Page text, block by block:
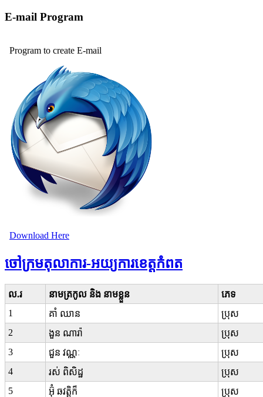
E-mail Program
Program to create E-mail
Download Here
ចៅក្រមតុលាការ-អយ្យការខេត្តកំពត
ល.រ នាមត្រកូល និង នាមខ្លួន
ភេទ
1
គាំ ឈាន
ប្រុស
2
ងួន ណារ៉ា
ប្រុស
3
ជួន វណ្ណៈ
ប្រុស
4
រស់ ពិសិដ្ឋ
ប្រុស
5
អ៊ុំ ឆវត្តិក៏
ប្រុស